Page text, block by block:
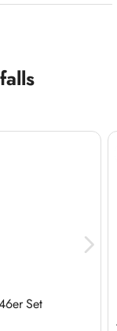
Set